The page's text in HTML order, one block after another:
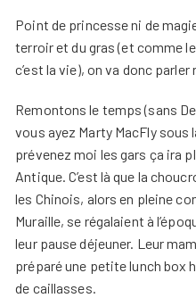
Point de princesse ni de
terroir et du gras (et comme
c’est la vie), on va donc
Remontons le temps (sans
vous ayez Marty MacFly sous
prévenez moi les gars ça ira
Antique. C’est là que la
les Chinois, alors en pleine
Muraille, se régalaient à
leur pause déjeuner. Leur
préparé une petite lunch box
de caillasses.